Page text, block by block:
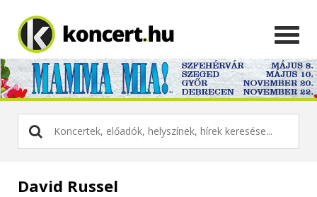
David Russel